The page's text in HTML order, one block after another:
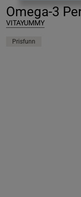
Omega-3
VITAYUMMY
Prisfunn